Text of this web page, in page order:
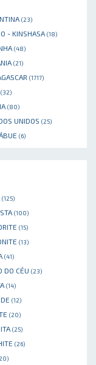
(23)
- KINSHASA (18)
(48)
(21)
(1717)
(32)
(80)
UNIDOS (25)
(6)
(125)
(100)
(15)
(13)
(41)
DO CÉU (23)
(14)
(12)
(20)
(25)
(26)